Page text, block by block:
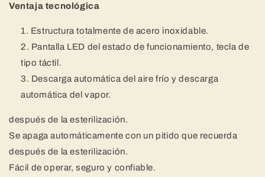
Ventaja tecnológica
Estructura totalmente de acero inoxidable.
Pantalla LED del estado de funcionamiento, tecla de
tipo táctil.
Descarga automática del aire frío y descarga
automática del vapor.
después de la esterilización.
Se apaga automáticamente con un pitido que recuerda
después de la esterilización.
Fácil de operar, seguro y confiable.